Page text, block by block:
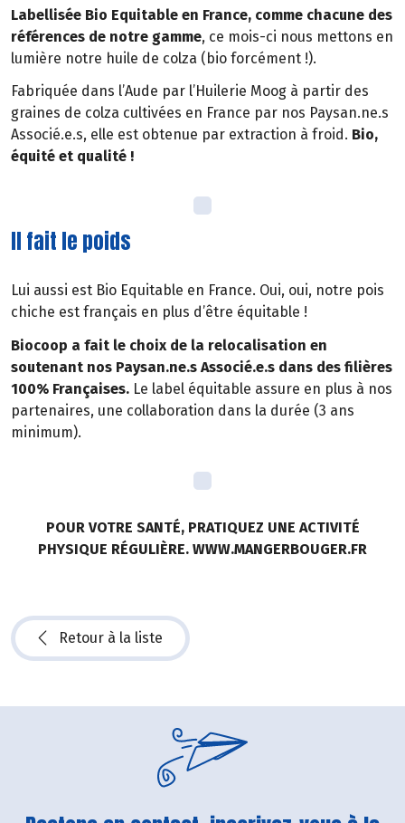
Labellisée Bio Equitable en France, comme chacune des
références de notre gamme, ce mois-ci nous mettons en
lumière notre huile de colza (bio forcément !).
Fabriquée dans l’Aude par l’Huilerie Moog à partir des
graines de colza cultivées en France par nos Paysan.ne.s
Associé.e.s, elle est obtenue par extraction à froid. Bio,
équité et qualité !
Il fait le poids
Lui aussi est Bio Equitable en France. Oui, oui, notre pois
chiche est français en plus d’être équitable !
Biocoop a fait le choix de la relocalisation en
soutenant nos Paysan.ne.s Associé.e.s dans des filières
100% Françaises. Le label équitable assure en plus à nos
partenaires, une collaboration dans la durée (3 ans
minimum).
POUR VOTRE SANTÉ, PRATIQUEZ UNE ACTIVITÉ
PHYSIQUE RÉGULIÈRE. WWW.MANGERBOUGER.FR
Retour à la liste